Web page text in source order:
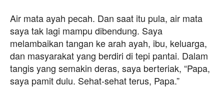
Air mata ayah pecah. Dan saat itu pula, air mata
saya tak lagi mampu dibendung. Saya
melambaikan tangan ke arah ayah, ibu, keluarga,
dan masyarakat yang berdiri di tepi pantai. Dalam
tangis yang semakin deras, saya berteriak, “Papa,
saya pamit dulu. Sehat-sehat terus, Papa.”